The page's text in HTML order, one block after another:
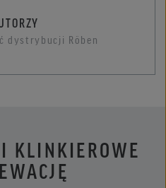
dystrybucji Röben
KLINKIEROWE